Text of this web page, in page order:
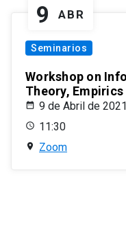
9 ABR
Seminarios
Workshop on
Theory,
9 de Abril de 2021
11:30
Zoom